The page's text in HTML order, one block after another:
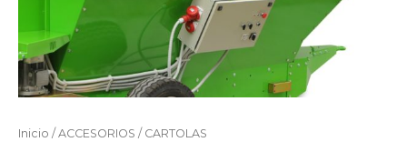
Inicio / ACCESORIOS / CARTOLAS